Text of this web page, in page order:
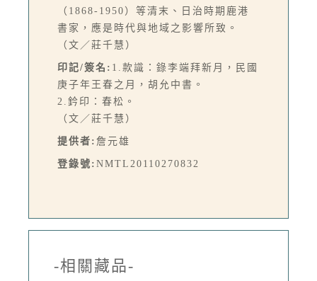
（1868-1950）等清末、日治時期鹿港
書家，應是時代與地域之影響所致。
（文／莊千慧）
印記/簽名: 1.款識：錄李端拜新月，民國
庚子年王春之月，胡允中書。
2.鈐印：春松。
（文／莊千慧）
提供者: 詹元雄
登錄號: NMTL20110270832
-相關藏品-